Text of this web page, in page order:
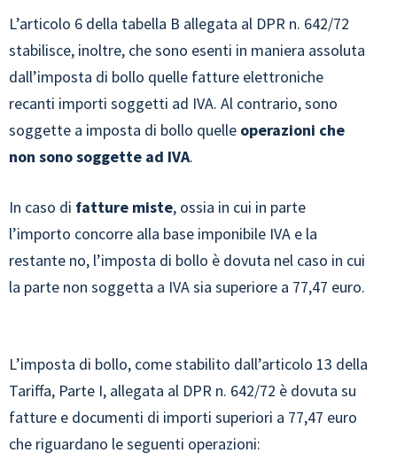
L’articolo 6 della tabella B allegata al DPR n. 642/72
stabilisce, inoltre, che sono esenti in maniera assoluta
dall’imposta di bollo quelle fatture elettroniche
recanti importi soggetti ad IVA. Al contrario, sono
soggette a imposta di bollo quelle operazioni che
non sono soggette ad IVA.
In caso di fatture miste, ossia in cui in parte
l’importo concorre alla base imponibile IVA e la
restante no, l’imposta di bollo è dovuta nel caso in cui
la parte non soggetta a IVA sia superiore a 77,47 euro.
L’imposta di bollo, come stabilito dall’articolo 13 della
Tariffa, Parte I, allegata al DPR n. 642/72 è dovuta su
fatture e documenti di importi superiori a 77,47 euro
che riguardano le seguenti operazioni: